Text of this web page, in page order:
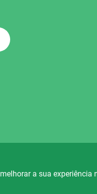
Rádio Fortaleza
a sua